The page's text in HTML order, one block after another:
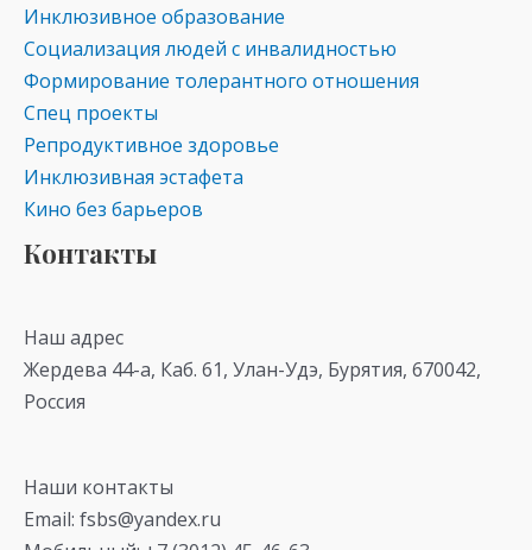
Инклюзивное образование
Социализация людей с инвалидностью
Формирование толерантного отношения
Спец проекты
Репродуктивное здоровье
Инклюзивная эстафета
Кино без барьеров
Контакты
Наш адрес
Жердева 44-а, Каб. 61, Улан-Удэ, Бурятия, 670042,
Россия
Наши контакты
Email: fsbs@yandex.ru